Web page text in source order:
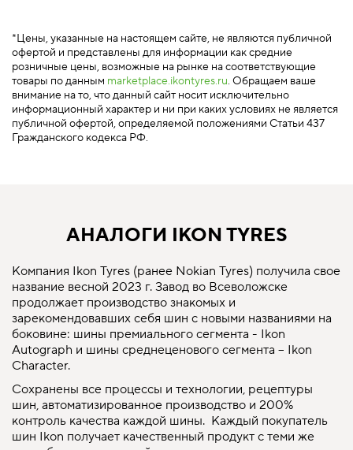
*Цены, указанные на настоящем сайте, не являются публичной
офертой и представлены для информации как средние
розничные цены, возможные на рынке на соответствующие
товары по данным marketplace.ikontyres.ru. Обращаем ваше
внимание на то, что данный сайт носит исключительно
информационный характер и ни при каких условиях не является
публичной офертой, определяемой положениями Статьи 437
Гражданского кодекса РФ.
АНАЛОГИ IKON TYRES
Компания Ikon Tyres (ранее Nokian Tyres) получила свое
название весной 2023 г. Завод во Всеволожске
продолжает производство знакомых и
зарекомендовавших себя шин с новыми названиями на
боковине: шины премиального сегмента - Ikon
Autograph и шины среднеценового сегмента – Ikon
Character.
Сохранены все процессы и технологии, рецептуры
шин, автоматизированное производство и 200%
контроль качества каждой шины. Каждый покупатель
шин Ikon получает качественный продукт с теми же